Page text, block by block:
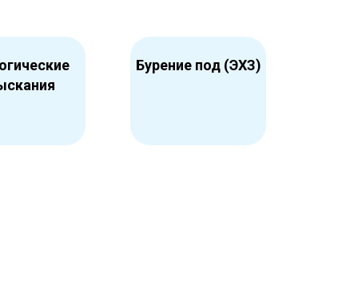
Бурение под (ЭХЗ)